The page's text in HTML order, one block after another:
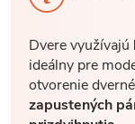
Dvere využívajú
ideálny pre
otvorenie
zapustených